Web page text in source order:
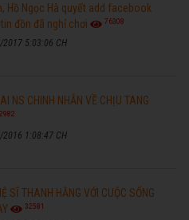
Hồ Ngọc Hà quyết add facebook
đồn đã nghỉ chơi
76308
2017 5:03:06 CH
NS CHINH NHẪN VỀ CHỊU TANG
2016 1:08:47 CH
SĨ THANH HẰNG VỚI CUỘC SỐNG
32581